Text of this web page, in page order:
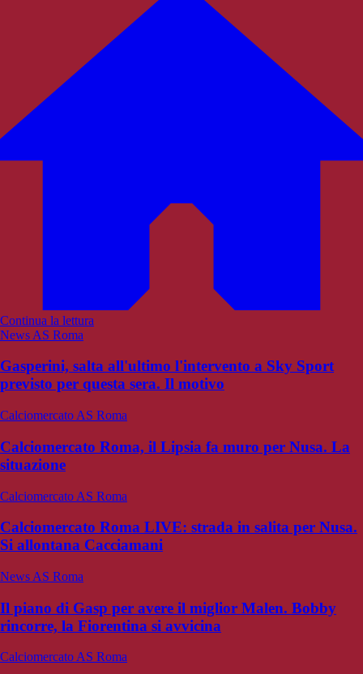
Continua la lettura
News AS Roma
Gasperini, salta all'ultimo l'intervento a Sky Sport
previsto per questa sera. Il motivo
Calciomercato AS Roma
Calciomercato Roma, il Lipsia fa muro per Nusa. La
situazione
Calciomercato AS Roma
Calciomercato Roma LIVE: strada in salita per Nusa.
Si allontana Cacciamani
News AS Roma
Il piano di Gasp per avere il miglior Malen. Bobby
rincorre, la Fiorentina si avvicina
Calciomercato AS Roma